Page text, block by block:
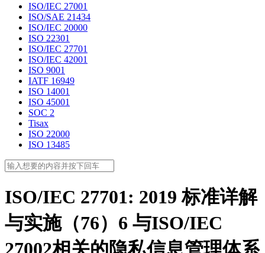
ISO/IEC 27001
ISO/SAE 21434
ISO/IEC 20000
ISO 22301
ISO/IEC 27701
ISO/IEC 42001
ISO 9001
IATF 16949
ISO 14001
ISO 45001
SOC 2
Tisax
ISO 22000
ISO 13485
ISO/IEC 27701: 2019 标准详解
与实施（76）6 与ISO/IEC